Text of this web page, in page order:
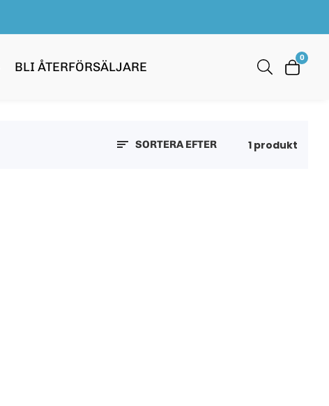
BLI ÅTERFÖRSÄLJARE
0
0
SORTERA EFTER 1 produkt